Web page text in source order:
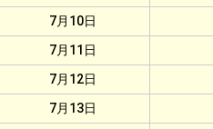
7月10日
7月11日
7月12日
7月13日